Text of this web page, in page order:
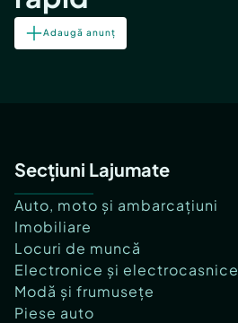
Adaugă anunț
Secțiuni Lajumate
Auto, moto și ambarcațiuni
Imobiliare
Locuri de muncă
Electronice și electrocasnice
Modă și frumusețe
Piese auto